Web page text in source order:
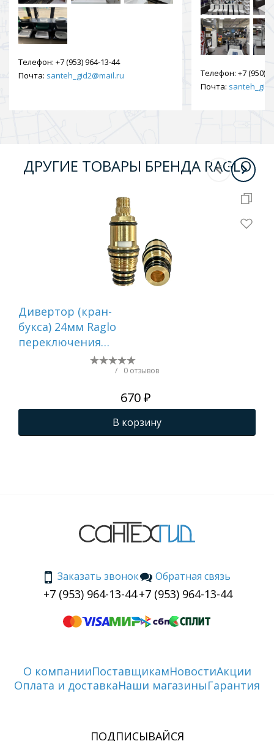
Телефон: +7 (953) 964-13-44
Почта: santeh_gid2@mail.ru Телефон: +7 (950)
Почта:
ДРУГИЕ ТОВАРЫ БРЕНДА RAGLO
Дивертор (кран-
букса) 24мм Raglo
переключения
режимов (40 шлицов)
/ 0 отзывов
670 ₽
В корзину
Заказать звонок
+7 (953) 964-13-44
Обратная связь
+7 (953) 964-13-44
О компанииПоставщикамНовостиАкции
Оплата и доставкаНаши магазиныГарантия
ПОДПИСЫВАЙСЯ